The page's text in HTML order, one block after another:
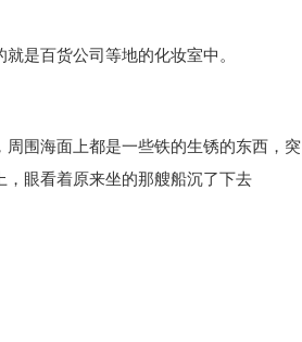
是百货公司等地的化妆室中。
围海面上都是一些铁的生锈的东西，突
眼看着原来坐的那艘船沉了下去